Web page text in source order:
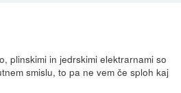
plinskimi in jedrskimi elektrarnami so
smislu, to pa ne vem če sploh kaj